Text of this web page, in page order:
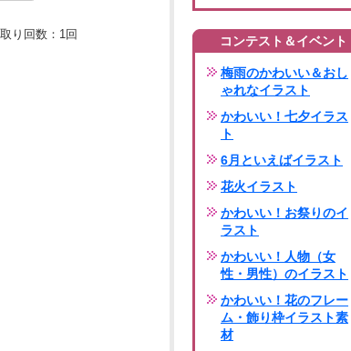
り回数： 1回 コンテスト＆イベント
梅雨のかわいい＆おし
ゃれなイラスト
かわいい！七夕イラス
ト
6月といえばイラスト
花火イラスト
かわいい！お祭りのイ
ラスト
かわいい！人物（女
性・男性）のイラスト
かわいい！花のフレー
ム・飾り枠イラスト素
材